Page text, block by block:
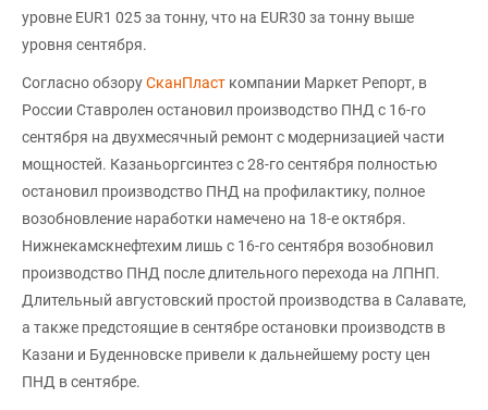
уровне EUR1 025 за тонну, что на EUR30 за тонну выше
уровня сентября.
Согласно обзоруСканПласт компании Маркет Репорт, в
России Ставролен остановил производство ПНД с 16-го
сентября на двухмесячный ремонт с модернизацией части
мощностей. Казаньоргсинтез с 28-го сентября полностью
остановил производство ПНД на профилактику, полное
возобновление наработки намечено на 18-е октября.
Нижнекамскнефтехим лишь с 16-го сентября возобновил
производство ПНД после длительного перехода на ЛПНП.
Длительный августовский простой производства в Салавате,
а также предстоящие в сентябре остановки производств в
Казани и Буденновске привели к дальнейшему росту цен
ПНД в сентябре.